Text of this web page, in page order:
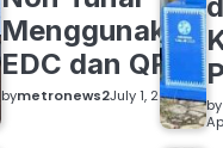
Menggunakan
EDC dan QRIS
bymetronews2July 1, 2026 by